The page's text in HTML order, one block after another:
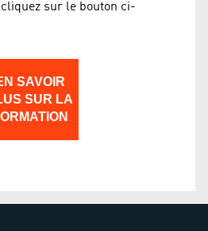
sur le bouton ci-
SAVOIR
SUR LA